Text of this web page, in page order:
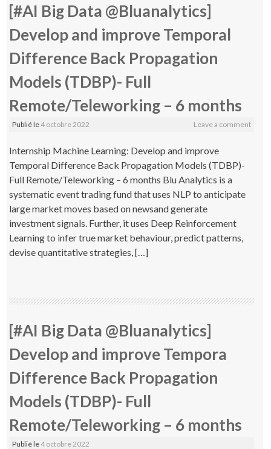
[#AI Big Data @Bluanalytics]
Develop and improve Temporal
Difference Back Propagation
Models (TDBP)- Full
Remote/Teleworking – 6 months
Publié le 4 octobre 2022 Leave a comment
Internship Machine Learning: Develop and improve
Temporal Difference Back Propagation Models (TDBP)-
Full Remote/Teleworking – 6 months Blu Analytics is a
systematic event trading fund that uses NLP to anticipate
large market moves based on newsand generate
investment signals. Further, it uses Deep Reinforcement
Learning to infer true market behaviour, predict patterns,
devise quantitative strategies, […]
[#AI Big Data @Bluanalytics]
Develop and improve Tempora
Difference Back Propagation
Models (TDBP)- Full
Remote/Teleworking – 6 months
Publié le 4 octobre 2022